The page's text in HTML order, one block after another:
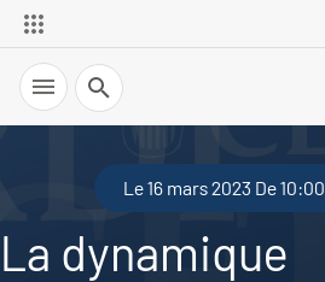
Recherche
Le 16 mars 2023 De 10:00
La dynamique